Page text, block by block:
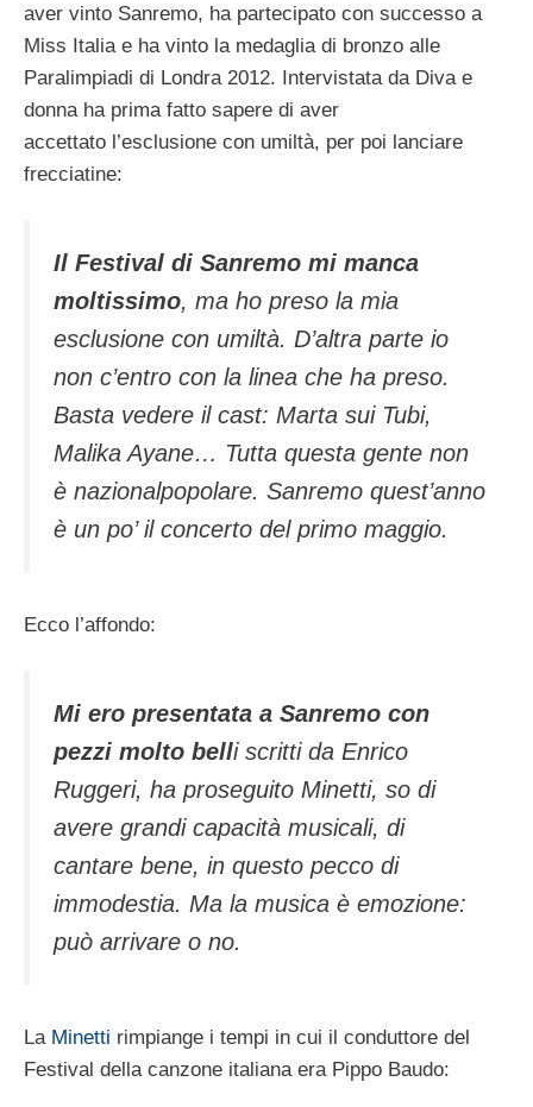
aver vinto Sanremo, ha partecipato con successo a
Miss Italia e ha vinto la medaglia di bronzo alle
Paralimpiadi di Londra 2012. Intervistata da Diva e
donna ha prima fatto sapere di aver
accettato l’esclusione con umiltà, per poi lanciare
frecciatine:
Il Festival di Sanremo mi manca
moltissimo, ma ho preso la mia
esclusione con umiltà. D’altra parte io
non c’entro con la linea che ha preso.
Basta vedere il cast: Marta sui Tubi,
Malika Ayane… Tutta questa gente non
è nazionalpopolare. Sanremo quest’anno
è un po’ il concerto del primo maggio.
Ecco l’affondo:
Mi ero presentata a Sanremo con
pezzi molto belli scritti da Enrico
Ruggeri, ha proseguito Minetti, so di
avere grandi capacità musicali, di
cantare bene, in questo pecco di
immodestia. Ma la musica è emozione:
può arrivare o no.
La Minetti rimpiange i tempi in cui il conduttore del
Festival della canzone italiana era Pippo Baudo: